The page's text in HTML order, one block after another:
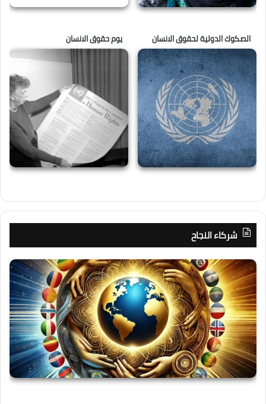
الصكوك الدولية لحقوق الانسان يوم حقوق الانسان
شركاء النجاح